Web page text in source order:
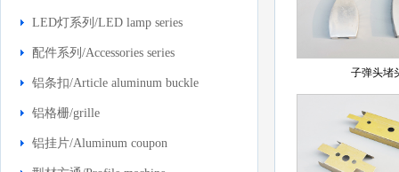
LED灯系列/LED lamp series
配件系列/Accessories series
铝条扣/Article aluminum buckle
铝格栅/grille
铝挂片/Aluminum coupon
子弹头堵